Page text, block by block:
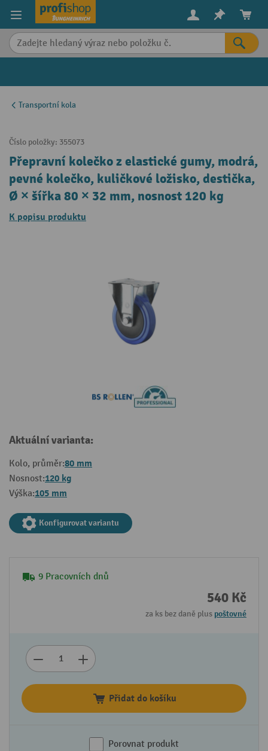
content
Transportní kola
Číslo položky: 355073
Přepravní kolečko z elastické gumy, modrá,
pevné kolečko, kuličkové ložisko, destička,
Ø × šířka 80 × 32 mm, nosnost 120 kg
K popisu produktu
Aktuální varianta:
Kolo, průměr:80 mm
Nosnost:120 kg
Výška:105 mm
Konfigurovat variantu
9 Pracovních dnů
540 Kč
za ks bez daně plus poštovné
Přidat do košíku
Porovnat produkt